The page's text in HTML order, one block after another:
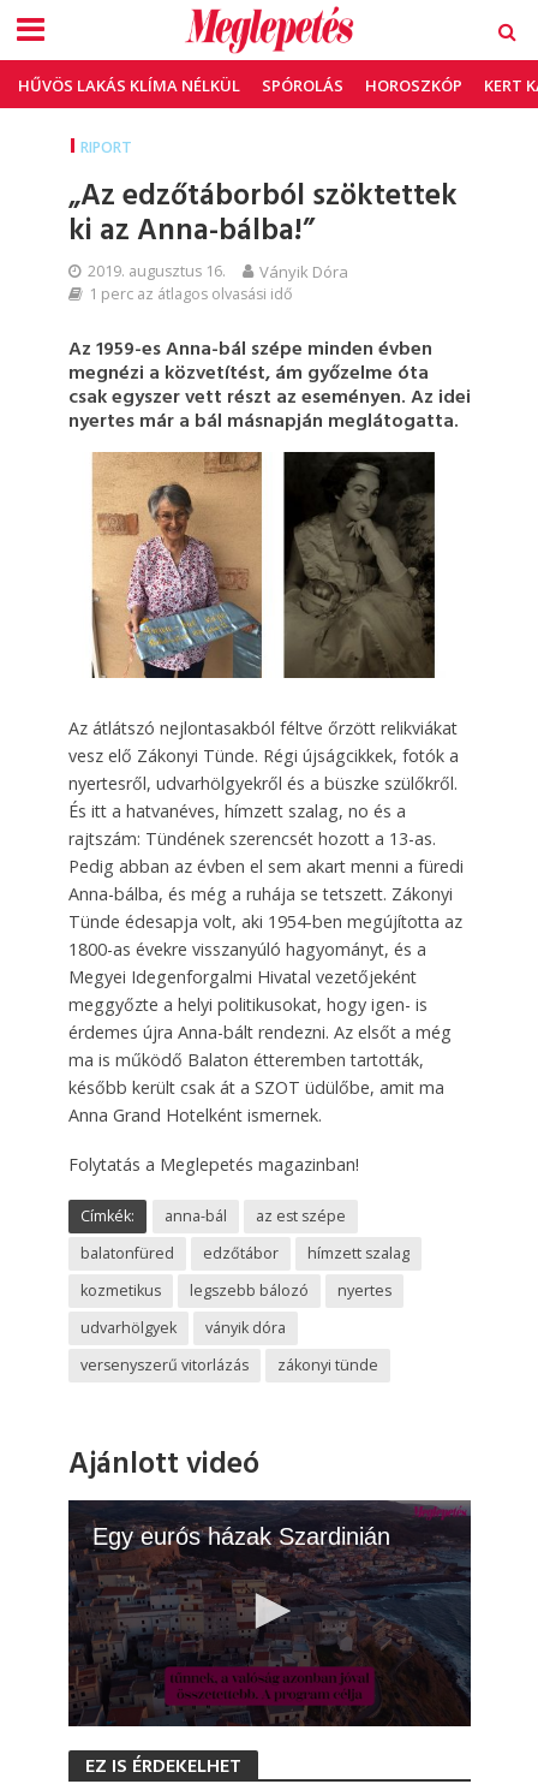
HŰVÖS LAKÁS KLÍMA NÉLKÜL SPÓROLÁS HOROSZKÓP KERT
RIPORT
„Az edzőtáborból szöktettek
ki az Anna-bálba!”
2019. augusztus 16. Ványik Dóra
1 perc az átlagos olvasási idő
Az 1959-es Anna-bál szépe minden évben
megnézi a közvetítést, ám győzelme óta
csak egyszer vett részt az eseményen. Az idei
nyertes már a bál másnapján meglátogatta.
Az átlátszó nejlontasakból féltve őrzött relikviákat
vesz elő Zákonyi Tünde. Régi újságcikkek, fotók a
nyertesről, udvarhölgyekről és a büszke szülőkről.
És itt a hatvanéves, hímzett szalag, no és a
rajtszám: Tündének szerencsét hozott a 13-as.
Pedig abban az évben el sem akart menni a füredi
Anna-bálba, és még a ruhája se tetszett. Zákonyi
Tünde édesapja volt, aki 1954-ben megújította az
1800-as évekre visszanyúló hagyományt, és a
Megyei Idegenforgalmi Hivatal vezetőjeként
meggyőzte a helyi politikusokat, hogy igen- is
érdemes újra Anna-bált rendezni. Az elsőt a még
ma is működő Balaton étteremben tartották,
később került csak át a SZOT üdülőbe, amit ma
Anna Grand Hotelként ismernek.
Folytatás a Meglepetés magazinban!
Címkék: anna-bál
az est szépe
balatonfüred
edzőtábor
hímzett szalag
kozmetikus
legszebb bálozó
nyertes
udvarhölgyek
ványik dóra
versenyszerű vitorlázás
zákonyi tünde
Ajánlott videó
Egy eurós házak Szardinián
s EZ IS ÉRDEKELHET